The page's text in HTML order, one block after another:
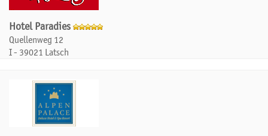
Hotel Paradies
Quellenweg 12
I - 39021 Latsch